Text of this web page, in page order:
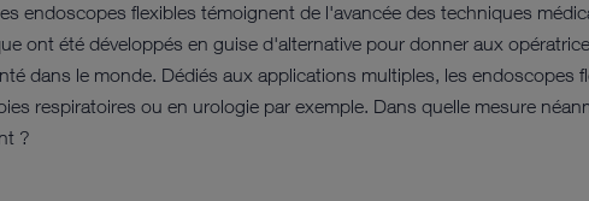
endoscopes flexibles témoignent de l'avancée des techniques
ont été développés en guise d'alternative pour donner aux
dans le monde. Dédiés aux applications multiples, les endoscopes
respiratoires ou en urologie par exemple. Dans quelle mesure
?